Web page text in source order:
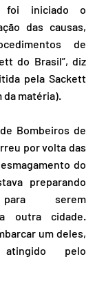
foi iniciado o
das causas,
de
do Brasil”, diz
pela Sackett
da matéria).
Bombeiros de
por volta das
do
preparando
para serem
outra cidade.
um deles,
pelo